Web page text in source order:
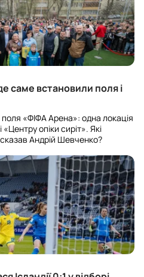
саме встановили поля і
«ФІФА Арена»: одна локація
опіки сиріт». Які
Андрій Шевченко?